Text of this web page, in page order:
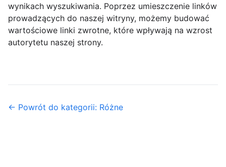
wynikach wyszukiwania. Poprzez umieszczenie linków
prowadzących do naszej witryny, możemy budować
wartościowe linki zwrotne, które wpływają na wzrost
autorytetu naszej strony.
← Powrót do kategorii: Różne